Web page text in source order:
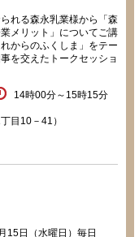
れる森永乳業様から「森
メリット」についてご講
からのふくしま」をテー
を交えたトークセッショ
14時00分～15時15分
目10－41）
15日（水曜日）毎日